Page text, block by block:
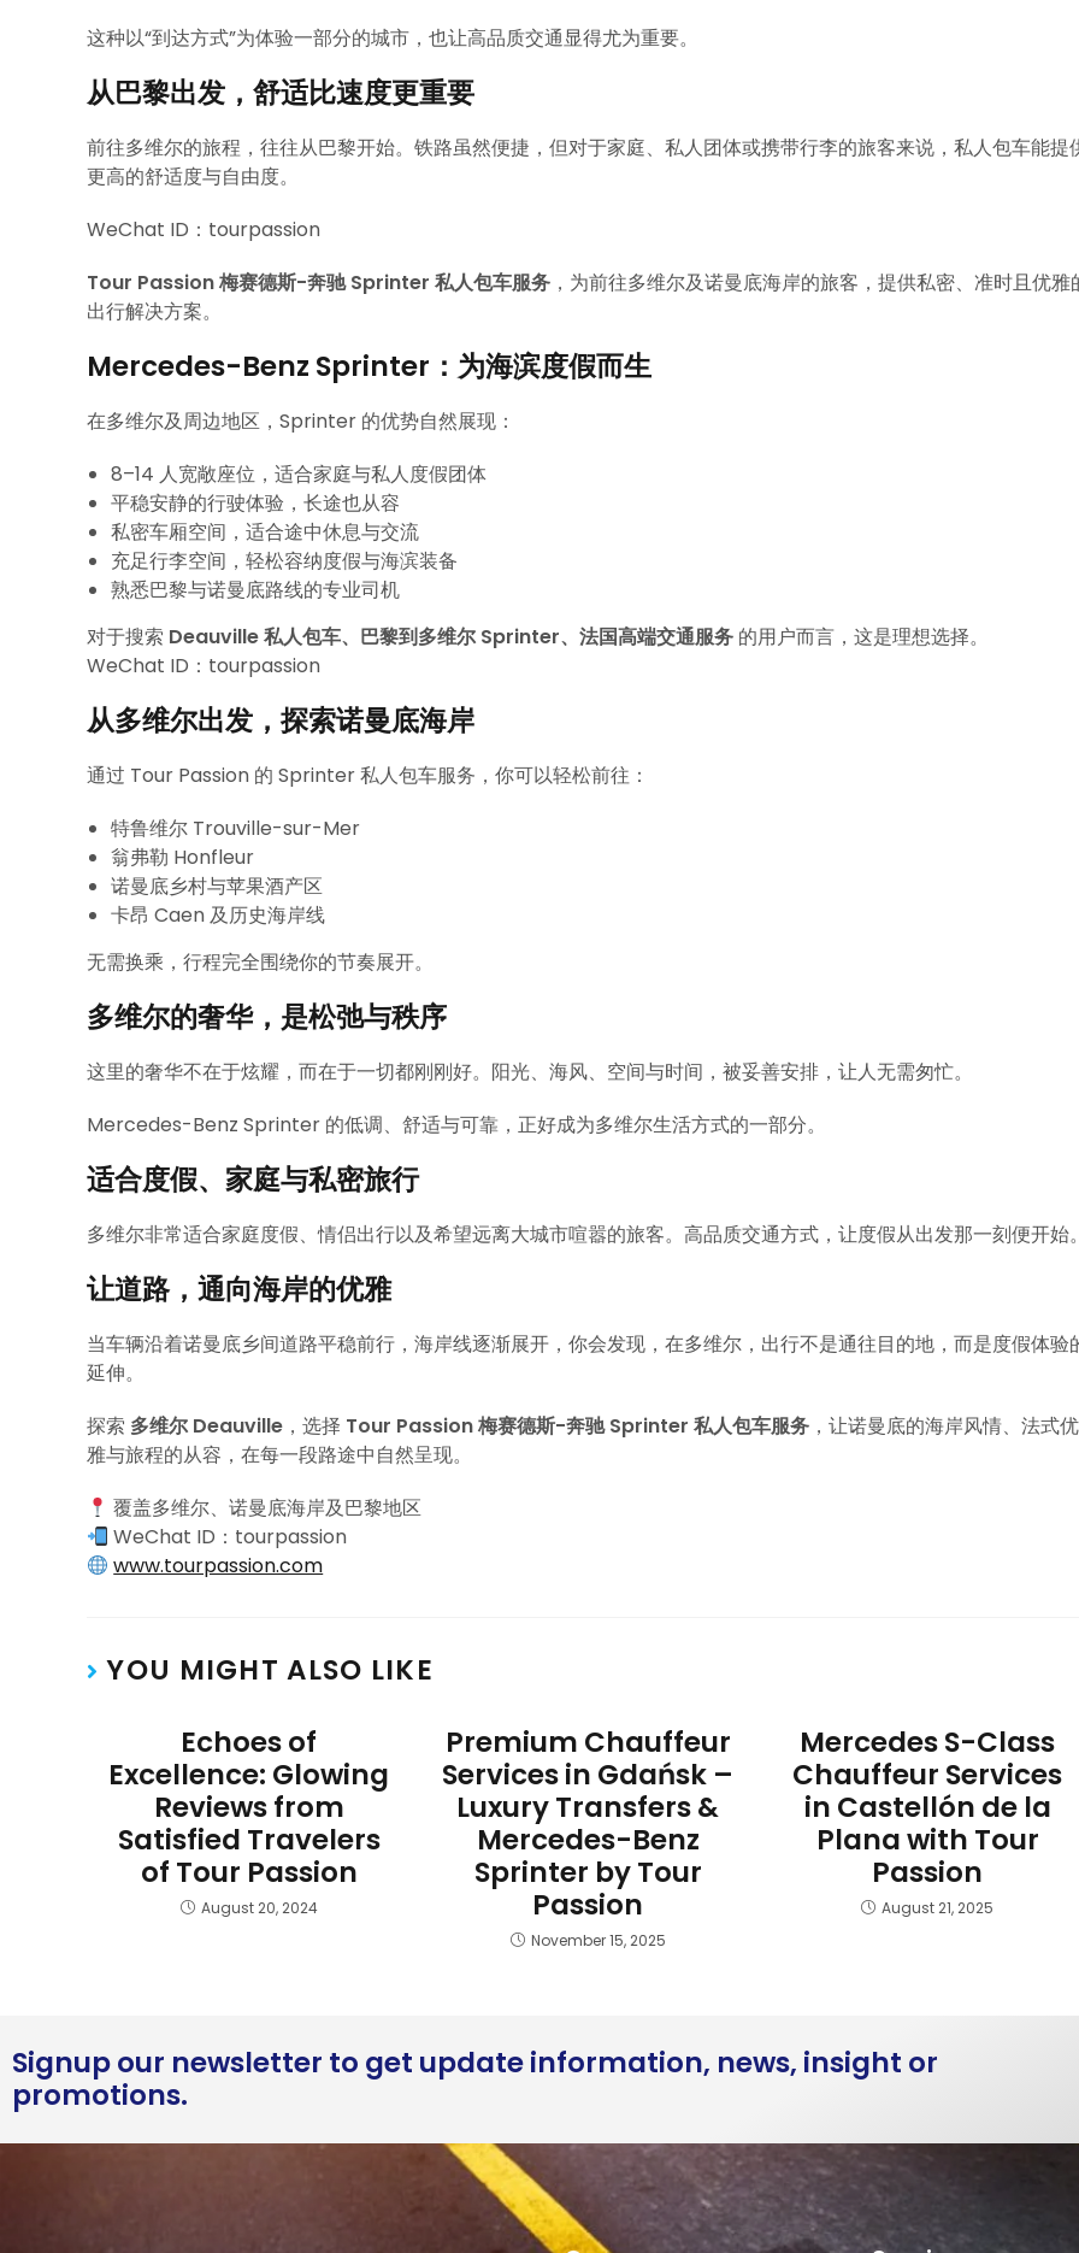
这种以“到达方式”为体验一部分的城市，也让高品质交通显得尤为重要。
从巴黎出发，舒适比速度更重要
前往多维尔的旅程，往往从巴黎开始。铁路虽然便捷，但对于家庭、私人团体或携带行李的旅客来说，私人包车能提
更高的舒适度与自由度。
WeChat ID：tourpassion
Tour Passion 梅赛德斯-奔驰 Sprinter 私人包车服务 ，为前往多维尔及诺曼底海岸的旅客，提供私密、准时且优雅
出行解决方案。
Mercedes-Benz Sprinter：为海滨度假而生
在多维尔及周边地区，Sprinter 的优势自然展现：
8–14 人宽敞座位，适合家庭与私人度假团体
平稳安静的行驶体验，长途也从容
私密车厢空间，适合途中休息与交流
充足行李空间，轻松容纳度假与海滨装备
熟悉巴黎与诺曼底路线的专业司机
对于搜索 Deauville 私人包车、巴黎到多维尔 Sprinter、法国高端交通服务 的用户而言，这是理想选择。
WeChat ID：tourpassion
从多维尔出发，探索诺曼底海岸
通过 Tour Passion 的 Sprinter 私人包车服务，你可以轻松前往：
特鲁维尔 Trouville-sur-Mer
翁弗勒 Honfleur
诺曼底乡村与苹果酒产区
卡昂 Caen 及历史海岸线
无需换乘，行程完全围绕你的节奏展开。
多维尔的奢华，是松弛与秩序
这里的奢华不在于炫耀，而在于一切都刚刚好。阳光、海风、空间与时间，被妥善安排，让人无需匆忙。
Mercedes-Benz Sprinter 的低调、舒适与可靠，正好成为多维尔生活方式的一部分。
适合度假、家庭与私密旅行
多维尔非常适合家庭度假、情侣出行以及希望远离大城市喧嚣的旅客。高品质交通方式，让度假从出发那一刻便开始
让道路，通向海岸的优雅
当车辆沿着诺曼底乡间道路平稳前行，海岸线逐渐展开，你会发现，在多维尔，出行不是通往目的地，而是度假体验
延伸。
探索 多维尔 Deauville ，选择 Tour Passion 梅赛德斯-奔驰 Sprinter 私人包车服务 ，让诺曼底的海岸风情、法式优
雅与旅程的从容，在每一段路途中自然呈现。
覆盖多维尔、诺曼底海岸及巴黎地区
WeChat ID：tourpassion
www.tourpassion.com
YOU MIGHT ALSO LIKE
Echoes of
Excellence: Glowing
Reviews from
Satisfied Travelers
of Tour Passion
August 20, 2024
Premium Chauffeur
Services in Gdańsk –
Luxury Transfers &
Mercedes-Benz
Sprinter by Tour
Passion
November 15, 2025
Mercedes S-Class
Chauffeur Services
in Castellón de la
Plana with Tour
Passion
August 21, 2025
Signup our newsletter to get update information, news, insight or
promotions.